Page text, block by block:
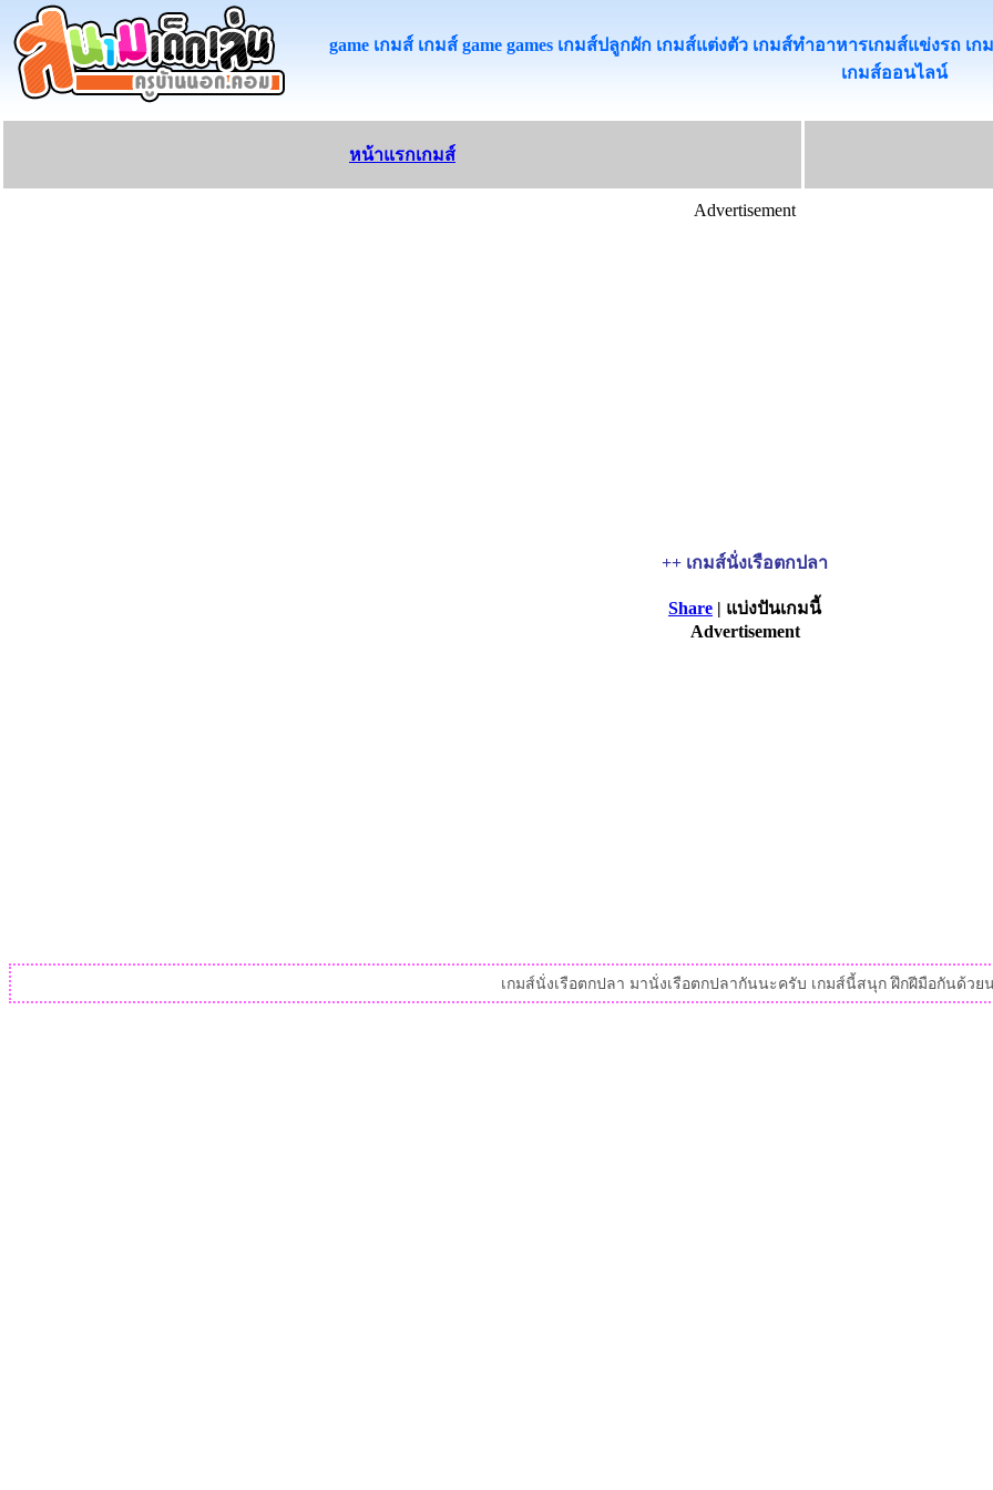
game เกมส์ เกมส์ game games เกมส์ปลูกผัก เกมส์แต่งตัว เกมส์ทําอาหารเกมส์แข่งรถ
เกมส์ออนไลน
หน้าแรกเกมส์
Advertisement
++ เกมส์นั่งเรือตกปลา
Share | แบ่งปันเกมนี้
Advertisement
เกมส์นั่งเรือตกปลา มานั่งเรือตกปลากันนะครับ เกมส์นี้สนุก ฝึกฝีมือกันด้วย